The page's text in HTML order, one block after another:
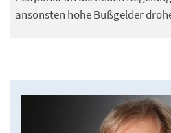
ansonsten hohe Bußgelder